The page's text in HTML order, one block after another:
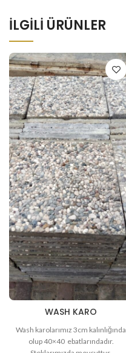
İLGILI ÜRÜNLER
WASH KARO
Wash karolarımız 3cm kalınlığında
olup 40×40 ebatlarındadır.